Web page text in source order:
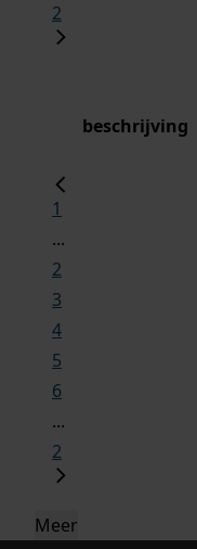
2
beschrijving
1
...
2
3
4
5
6
...
2
Meer